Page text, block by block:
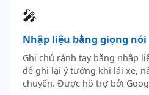
🎤
Nhập liệu bằng giọng nói
Ghi chú rảnh tay bằng nhập
để ghi lại ý tưởng khi lái xe,
chuyển. Được hỗ trợ bởi